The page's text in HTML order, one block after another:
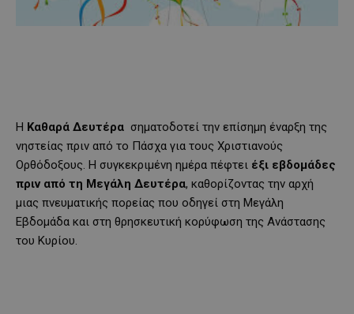
Η Καθαρά Δευτέρα σηματοδοτεί την επίσημη έναρξη της
νηστείας πριν από το Πάσχα για τους Χριστιανούς
Ορθόδοξους. Η συγκεκριμένη ημέρα πέφτει έξι εβδομάδες
πριν από τη Μεγάλη Δευτέρα, καθορίζοντας την αρχή
μιας πνευματικής πορείας που οδηγεί στη Μεγάλη
Εβδομάδα και στη θρησκευτική κορύφωση της Ανάστασης
του Κυρίου.